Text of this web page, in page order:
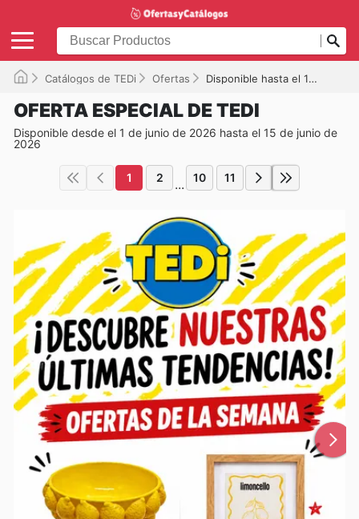
Catálogos de TEDi Ofertas Disponible hasta el 15/06/2026
OFERTA ESPECIAL DE TEDI
Disponible desde el 1 de junio de 2026 hasta el 15 de junio de
2026
1 2 ... 10 11